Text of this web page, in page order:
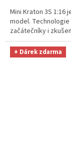
Mini Kraton 3S 1:16
model.
začátečníky i
+ Dárek zdarma